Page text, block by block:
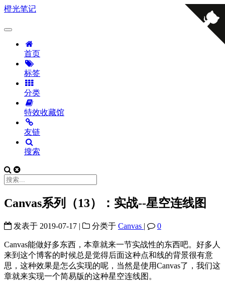
橙光笔记
首页
标签
分类
特效收藏馆
友链
搜索
Canvas系列（13）：实战--星空连线图
发表于 2019-07-17 | 分类于 Canvas | 0
Canvas能做好多东西，本章就来一节实战性的东西吧。好多人
来到这个博客的时候总是觉得后面这种点和线的背景很有意
思，这种效果是怎么实现的呢，当然是使用Canvas了，我们这
章就来实现一个简易版的这种星空连线图。